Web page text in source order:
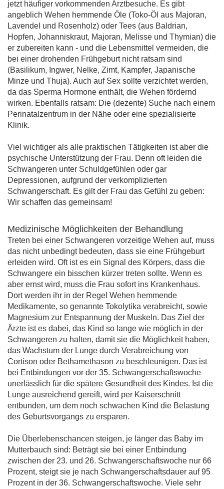
jetzt häufiger vorkommenden Arztbesuche. Es gibt
angeblich Wehen hemmende Öle (Toko-Öl aus Majoran,
Lavendel und Rosenholz) oder Tees (aus Baldrian,
Hopfen, Johanniskraut, Majoran, Melisse und Thymian) die
er zubereiten kann - und die Lebensmittel vermeiden, die
bei einer drohenden Frühgeburt nicht ratsam sind
(Basilikum, Ingwer, Nelke, Zimt, Kampfer, Japanische
Minze und Thuja). Auch auf Sex sollte verzichtet werden,
da das Sperma Hormone enthält, die Wehen fördernd
wirken. Ebenfalls ratsam: Die (dezente) Suche nach einem
Perinatalzentrum in der Nähe oder eine spezialisierte
Klinik.
Viel wichtiger als alle praktischen Tätigkeiten ist aber die
psychische Unterstützung der Frau. Denn oft leiden die
Schwangeren unter Schuldgefühlen oder gar
Depressionen, aufgrund der verkomplizierten
Schwangerschaft. Es gilt der Frau das Gefühl zu geben:
Wir schaffen das gemeinsam!
Medizinische Möglichkeiten der Behandlung
Treten bei einer Schwangeren vorzeitige Wehen auf, muss
das nicht unbedingt bedeuten, dass sie eine Frühgeburt
erleiden wird. Oft ist es ein Signal des Körpers, dass die
Schwangere ein bisschen kürzer treten sollte. Wenn es
aber ernst wird, muss die Frau sofort ins Krankenhaus.
Dort werden ihr in der Regel Wehen hemmende
Medikamente, so genannte Tokolytika verabreicht, sowie
Magnesium zur Entspannung der Muskeln. Das Ziel der
Ärzte ist es dabei, das Kind so lange wie möglich in der
Schwangeren zu halten, damit sie die Möglichkeit haben,
das Wachstum der Lunge durch Verabreichung von
Cortison oder Bethamethason zu beschleunigen. Das ist
bei Entbindungen vor der 35. Schwangerschaftswoche
unerlässlich für die spätere Gesundheit des Kindes. Ist die
Lunge ausreichend gereift, wird per Kaiserschnitt
entbunden, um dem noch schwachen Kind die Belastung
des Geburtsvorgangs zu ersparen.
Die Überlebenschancen steigen, je länger das Baby im
Mutterbauch sind: Beträgt sie bei einer Entbindung
zwischen der 23. und 26. Schwangerschaftswoche nur 66
Prozent, steigt sie je nach Schwangerschaftsdauer auf 95
Prozent in der 36. Schwangerschaftswoche. Viele sehr